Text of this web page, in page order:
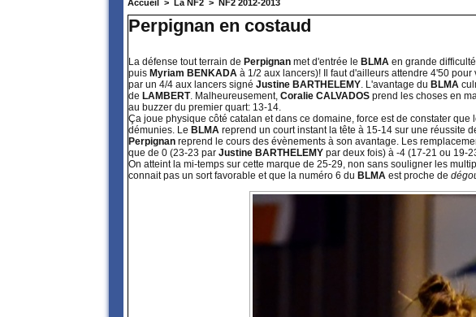
Accueil > La NF2 > NF2 2012-2013
Perpignan en costaud
La défense tout terrain de Perpignan met d'entrée le BLMA en grande
puis Myriam BENKADA à 1/2 aux lancers)! Il faut d'ailleurs attendre 4'50
par un 4/4 aux lancers signé Justine BARTHELEMY. L'avantage du BLMA
de LAMBERT. Malheureusement, Coralie CALVADOS prend les choses en
au buzzer du premier quart: 13-14.
Ça joue physique côté catalan et dans ce domaine, force est de constater que
démunies. Le BLMA reprend un court instant la tête à 15-14 sur une réussite
Perpignan reprend le cours des évènements à son avantage. Les
que de 0 (23-23 par Justine BARTHELEMY par deux fois) à -4 (17-21 ou 19-
On atteint la mi-temps sur cette marque de 25-29, non sans souligner les
connait pas un sort favorable et que la numéro 6 du BLMA est proche de